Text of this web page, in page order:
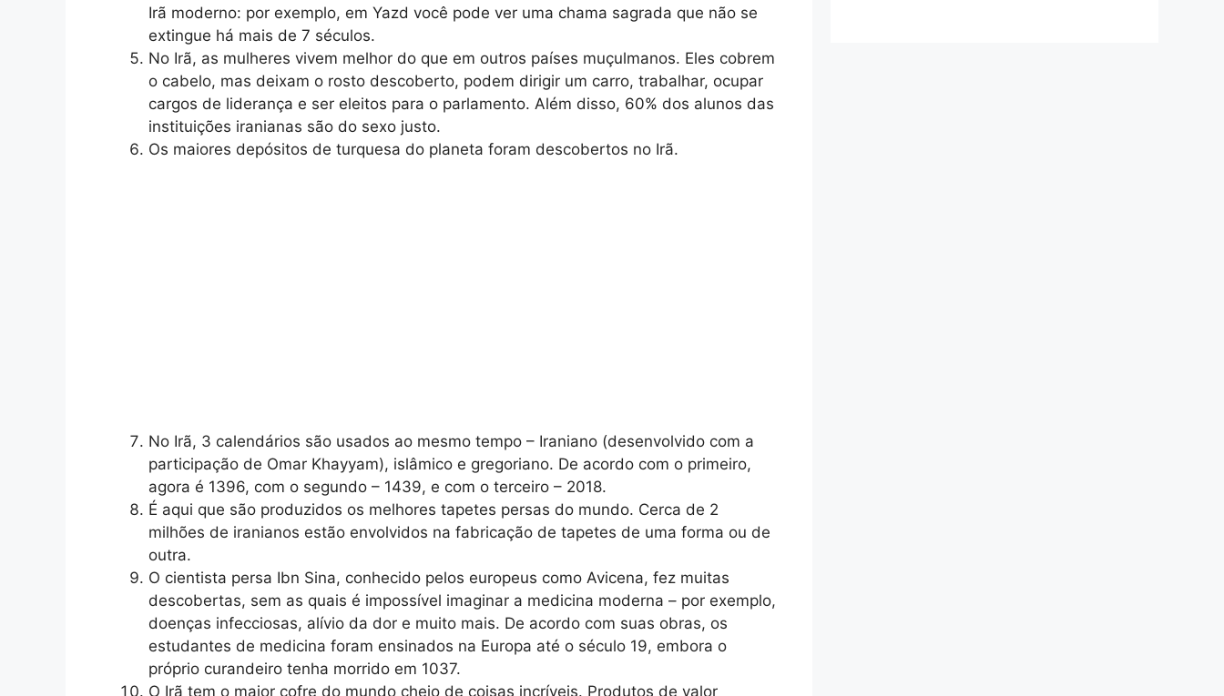
Irã moderno: por exemplo, em Yazd você pode ver uma chama sagrada que não se
extingue há mais de 7 séculos.
No Irã, as mulheres vivem melhor do que em outros países muçulmanos. Eles cobrem
o cabelo, mas deixam o rosto descoberto, podem dirigir um carro, trabalhar, ocupar
cargos de liderança e ser eleitos para o parlamento. Além disso, 60% dos alunos das
instituições iranianas são do sexo justo.
Os maiores depósitos de turquesa do planeta foram descobertos no Irã.
No Irã, 3 calendários são usados ​​ao mesmo tempo – Iraniano (desenvolvido com a
participação de Omar Khayyam), islâmico e gregoriano. De acordo com o primeiro,
agora é 1396, com o segundo – 1439, e com o terceiro – 2018.
É aqui que são produzidos os melhores tapetes persas do mundo. Cerca de 2
milhões de iranianos estão envolvidos na fabricação de tapetes de uma forma ou de
outra.
O cientista persa Ibn Sina, conhecido pelos europeus como Avicena, fez muitas
descobertas, sem as quais é impossível imaginar a medicina moderna – por exemplo,
doenças infecciosas, alívio da dor e muito mais. De acordo com suas obras, os
estudantes de medicina foram ensinados na Europa até o século 19, embora o
próprio curandeiro tenha morrido em 1037.
O Irã tem o maior cofre do mundo cheio de coisas incríveis. Produtos de valor